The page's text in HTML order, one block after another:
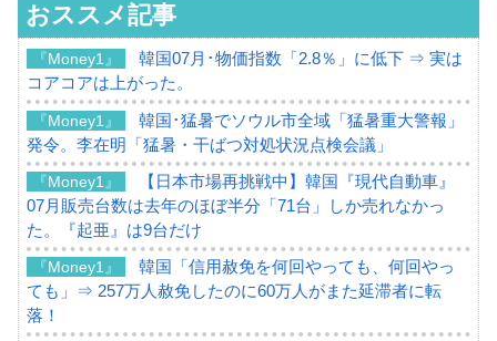
おススメ記事
『Money1』
韓国07月･物価指数「2.8％」に低下 ⇒ 実は
コアコアは上がった。
『Money1』
韓国･猛暑でソウル市全域「猛暑重大警報」
発令。李在明「猛暑・干ばつ対処状況点検会議」
『Money1』
【日本市場再挑戦中】韓国『現代自動車』
07月販売台数は去年のほぼ半分「71台」しか売れなかっ
た。『起亜』は9台だけ
『Money1』
韓国「信用赦免を何回やっても、何回やっ
ても」⇒ 257万人赦免したのに60万人がまた延滞者に転
落！